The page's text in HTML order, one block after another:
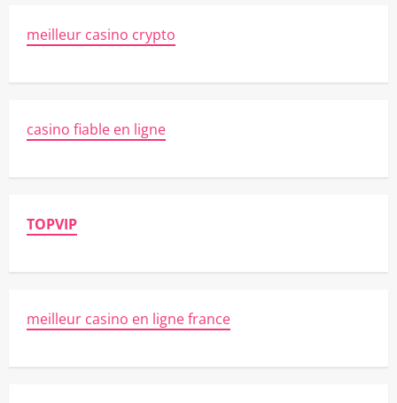
meilleur casino crypto
casino fiable en ligne
TOPVIP
meilleur casino en ligne france